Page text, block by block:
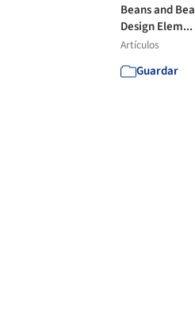
Beans and
Design Elem...
Artículos
Guardar